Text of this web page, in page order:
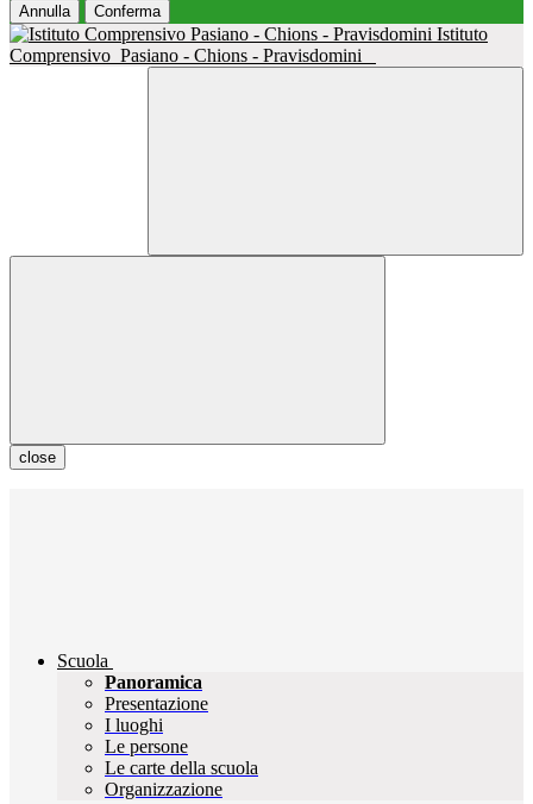
Annulla Conferma
Istituto
Comprensivo Pasiano - Chions - Pravisdomini
close
Scuola
Panoramica
Presentazione
I luoghi
Le persone
Le carte della scuola
Organizzazione